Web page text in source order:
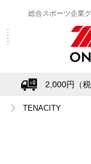
総合スポーツ企業
2,000円（
TENACITY